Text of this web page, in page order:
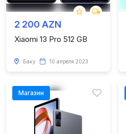
2 200 AZN
Xiaomi 13 Pro 512 GB
Баку 10 апреля 2023
Магазин